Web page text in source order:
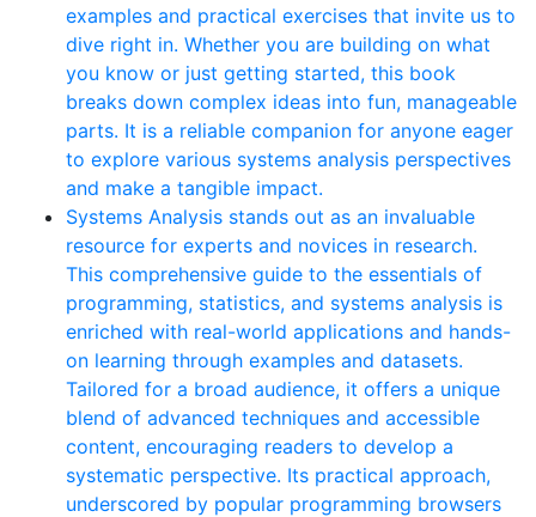
examples and practical exercises that invite us to
dive right in. Whether you are building on what
you know or just getting started, this book
breaks down complex ideas into fun, manageable
parts. It is a reliable companion for anyone eager
to explore various systems analysis perspectives
and make a tangible impact.
Systems Analysis stands out as an invaluable
resource for experts and novices in research.
This comprehensive guide to the essentials of
programming, statistics, and systems analysis is
enriched with real-world applications and hands-
on learning through examples and datasets.
Tailored for a broad audience, it offers a unique
blend of advanced techniques and accessible
content, encouraging readers to develop a
systematic perspective. Its practical approach,
underscored by popular programming browsers